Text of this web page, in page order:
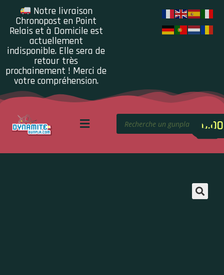
Notre livraison
Chronopost en Point
Relais et à Domicile est
actuellement
indisponible. Elle sera de
retour très
prochainement ! Merci de
votre compréhension.
0.00